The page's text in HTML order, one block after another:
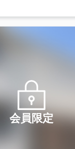
会員限定